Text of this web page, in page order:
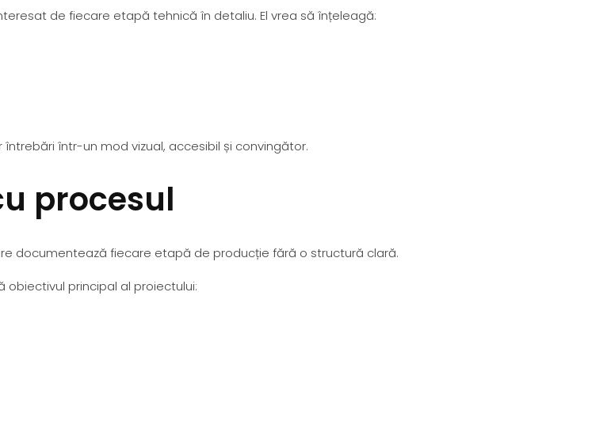
de fiecare etapă tehnică în detaliu. El vrea să înțeleagă:
într-un mod vizual, accesibil și convingător.
procesul
documentează fiecare etapă de producție fără o structură clară.
principal al proiectului: